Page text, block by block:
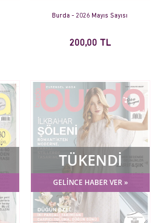
Burda - 2026 Mayıs Sayısı
200,00 TL
TÜKENDİ
GELİNCE HABER VER »